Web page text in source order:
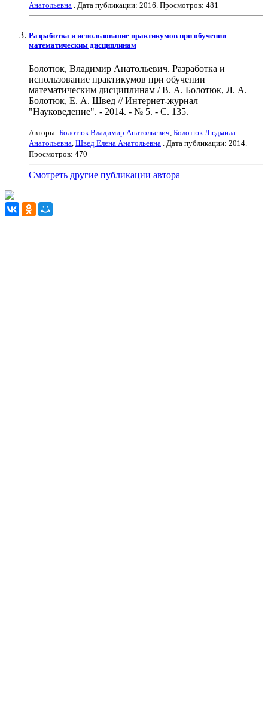
Анатольевна . Дата публикации: 2016. Просмотров: 481
Разработка и использование практикумов при обучении
математическим дисциплинам
Болотюк, Владимир Анатольевич. Разработка и
использование практикумов при обучении
математическим дисциплинам / В. А. Болотюк, Л. А.
Болотюк, Е. А. Швед // Интернет-журнал
"Науковедение". - 2014. - № 5. - С. 135.
Авторы: Болотюк Владимир Анатольевич Болотюк Людмила
Анатольевна Швед Елена Анатольевна . Дата публикации: 2014
Просмотров: 470
Смотреть другие публикации автора